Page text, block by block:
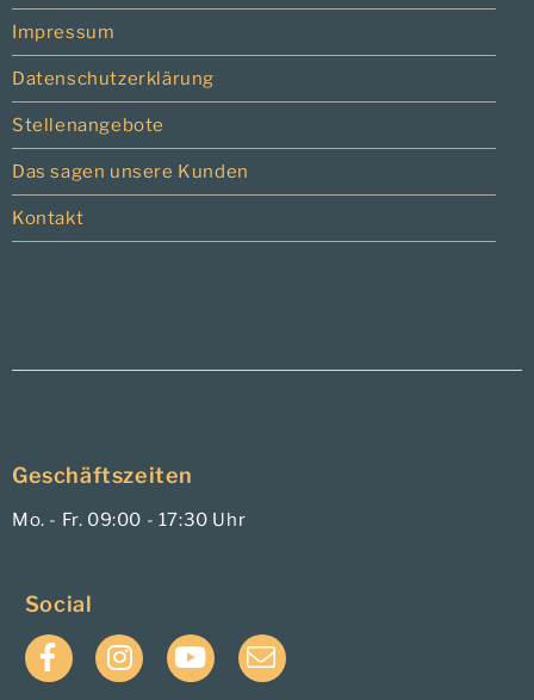
Impressum
Datenschutzerklärung
Stellenangebote
Das sagen unsere Kunden
Kontakt
Geschäftszeiten
Mo. - Fr. 09:00 - 17:30 Uhr
Social
FacebookInstagramYouTubeE-
Mail